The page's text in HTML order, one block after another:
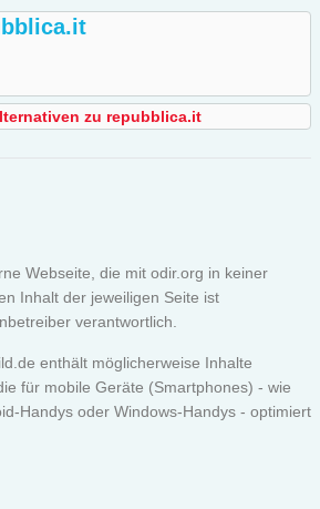
zu repubblica.it
Webseite, die mit odir.org in keiner
Inhalt der jeweiligen Seite ist
verantwortlich.
enthält möglicherweise Inhalte
für mobile Geräte (Smartphones) - wie
Handys oder Windows-Handys - optimiert